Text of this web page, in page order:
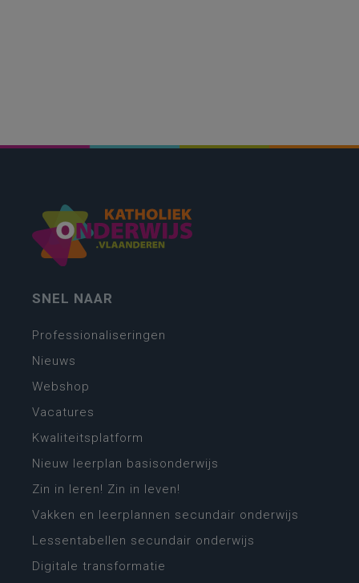
SNEL NAAR
Professionaliseringen
Nieuws
Webshop
Vacatures
Kwaliteitsplatform
Nieuw leerplan basisonderwijs
Zin in leren! Zin in leven!
Vakken en leerplannen secundair onderwijs
Lessentabellen secundair onderwijs
Digitale transformatie